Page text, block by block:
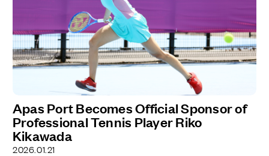
Apas Port Becomes Official Sponsor of
Professional Tennis Player Riko
Kikawada
2026.01.21